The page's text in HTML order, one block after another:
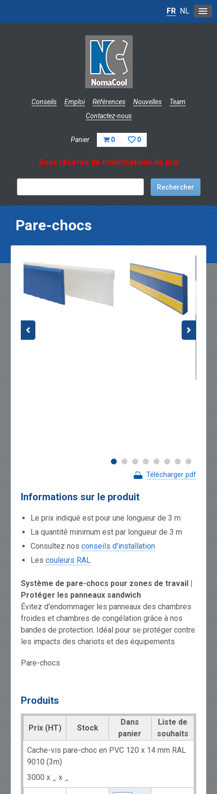
Conseils Emploi Références Nouvelles
Team
Contactez-nous
Panier 0 0
FR NL
Sous réserve de modifications de prix
Pare-chocs
Télécharger pdf
Informations sur le produit
Le prix indiqué est pour une longueur de 3 m
La quantité minimum est par longueur de 3 m
Consultez nosconseils d'installation
Lescouleurs RAL
Système de pare-chocs pour zones de travail |
Protéger les panneaux sandwich
Évitez d'endommager les panneaux des chambres
froides et chambres de congélation grâce à nos
bandes de protection. Idéal pour se protéger contre
les impacts des chariots et des équipements
Pare-chocs
Produits
Prix (HT) Stock
Dans
panier
Liste de
souhaits
Cache-vis pare-choc en PVC 120 x 14 mm RAL
9010 (3m)
3000 x _ x _